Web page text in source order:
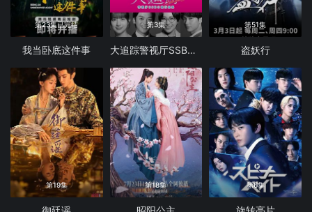
第23集已完结
我当卧底这件事
第3集
大追踪警视厅SSBC强行犯系第二季
第51集
盗妖行
第19集 第18集 第6集